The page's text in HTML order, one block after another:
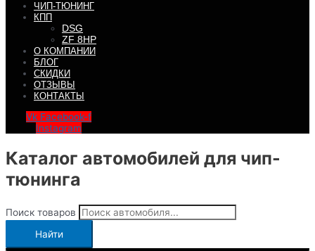
ЧИП-ТЮНИНГ
КПП
DSG
ZF 8HP
О КОМПАНИИ
БЛОГ
СКИДКИ
ОТЗЫВЫ
КОНТАКТЫ
Vk Facebook-f
Instagram
Каталог автомобилей для чип-
тюнинга
Поиск товаров
Найти